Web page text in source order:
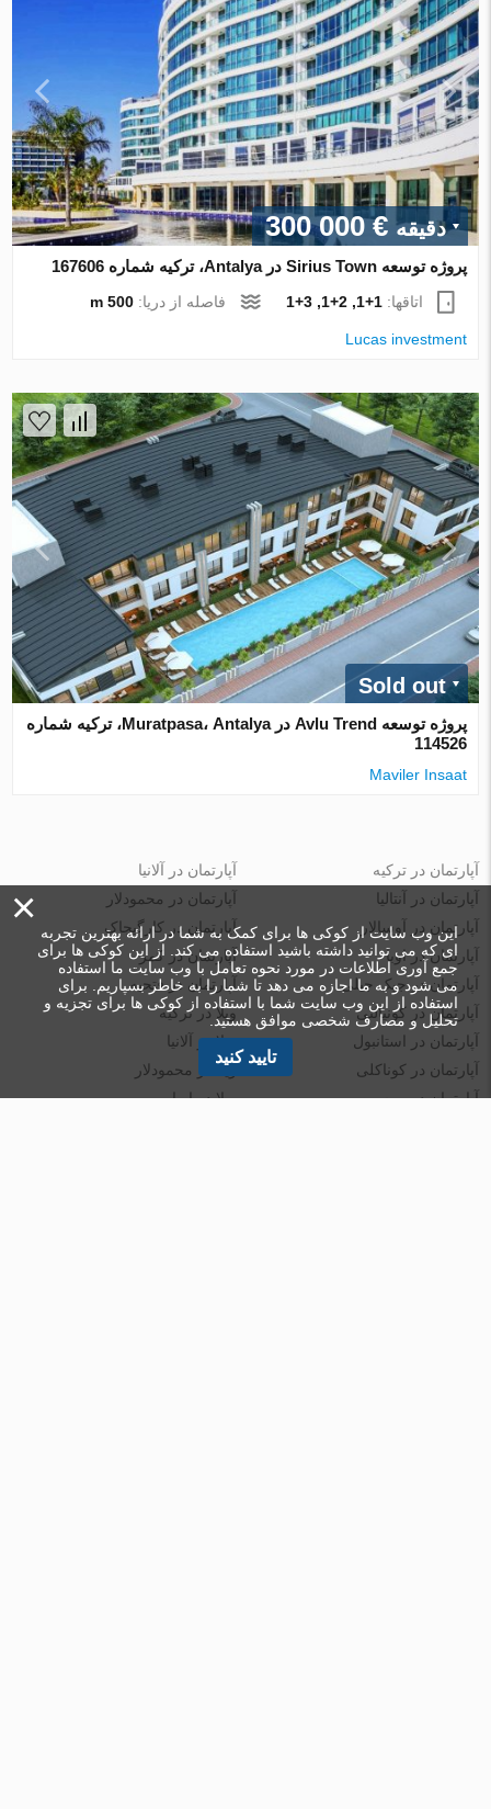
دقیقه € 300 000
پروژه توسعه Sirius Town در Antalya، ترکیه شماره 167606
اتاقها:1+1, 2+1, 3+1 فاصله از دریا:500 m
Lucas investment
Sold out
پروژه توسعه Avlu Trend در Muratpasa، Antalya، ترکیه شماره
114526
Maviler Insaat
آپارتمان در ترکیه
آپارتمان در آنتالیا
آپارتمان در آوسالار
آپارتمان در اوبا
آپارتمان در جیک جیلی
آپارتمان در آلانیا
آپارتمان در محمودلار
آپارتمان در کارگیجاک
آپارتمان در کمر
آپارتمان در فتحیه
آپارتمان در کونیالتی
آپارتمان در استانبول
آپارتمان در کوناکلی
آپارتمان در مرسین
ویلا در ترکیه
ویلا در آلانیا
ویلا در محمودلار
ویلا در اوبا
×
این وب سایت از کوکی ها برای کمک به شما در ارائه بهترین تجربه
ای که می توانید داشته باشید استفاده می کند. از این کوکی ها برای
جمع آوری اطلاعات در مورد نحوه تعامل با وب سایت ما استفاده
می شود و به ما اجازه می دهد تا شما را به خاطر بسپاریم. برای
استفاده از این وب سایت شما با استفاده از کوکی ها برای تجزیه و
تحلیل و مصارف شخصی موافق هستید.
تایید کنید